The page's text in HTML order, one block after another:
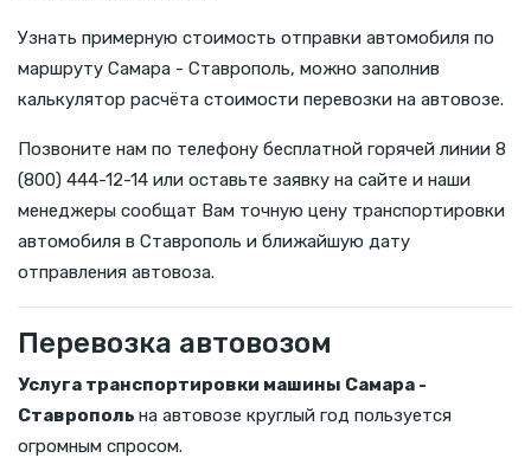
Узнать примерную стоимость отправки автомобиля по
маршруту Самара - Ставрополь, можно заполнив
калькулятор расчёта стоимости перевозки на автовозе.
Позвоните нам по телефону бесплатной горячей линии 8
(800) 444-12-14 или оставьте заявку на сайте и наши
менеджеры сообщат Вам точную цену транспортировки
автомобиля в Ставрополь и ближайшую дату
отправления автовоза.
Перевозка автовозом
Услуга транспортировки машины Самара -
Ставрополь на автовозе круглый год пользуется
огромным спросом.